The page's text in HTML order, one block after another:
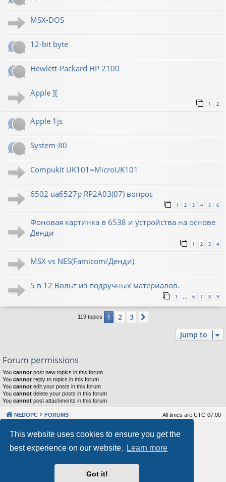
This website uses cookies to ensure you get the
best experience on our website.
Learn more
Got it!
MSX-DOS
12-bit byte
Hewlett-Packard HP 2100
Apple ][
1 2
Apple 1js
System-80
Compukit UK101=MicroUK101
6502 ua6527p RP2A03(07) вопрос
1 2 3 4 5 6
Фоновая картинка в 6538 и устройства на основе
Денди
1 2 3 4
MSX vs NES(Famicom/Денди)
5 в 12 Вольт из подручных материалов.
1 … 6 7 8 9
119 topics 1 2 3
Jump to
Forum permissions
You cannot post new topics in this forum
You cannot reply to topics in this forum
You cannot edit your posts in this forum
You cannot delete your posts in this forum
You cannot post attachments in this forum
NEDOPC FORUMS All times are UTC-07:00
Powered by phpBB® Forum Software © phpBB Limited
Our VPS Hosting By RimuHosting
This server is located in London data center